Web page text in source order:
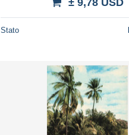
Stato